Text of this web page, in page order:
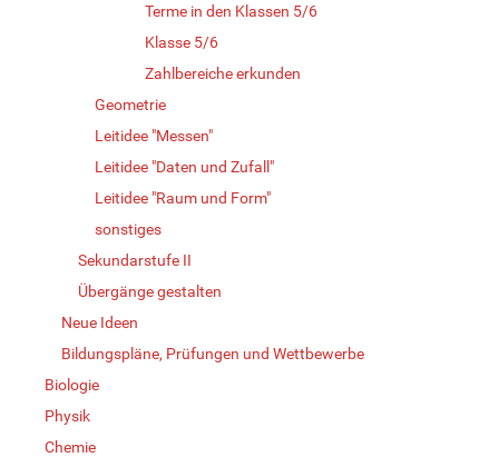
Terme in den Klassen 5/6
Klasse 5/6
Zahlbereiche erkunden
Geometrie
Leitidee "Messen"
Leitidee "Daten und Zufall"
Leitidee "Raum und Form"
sonstiges
Sekundarstufe II
Übergänge gestalten
Neue Ideen
Bildungspläne, Prüfungen und Wettbewerbe
Biologie
Physik
Chemie